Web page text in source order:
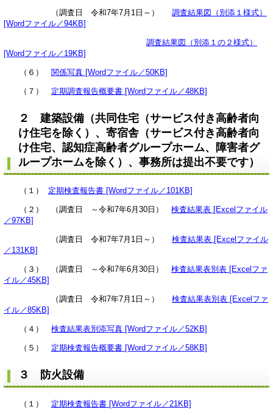
（調査日 令和7年7月1日～） 調査結果図（別添１様式）
[Wordファイル／94KB]
調査結果図（別添１の２様式）
[Wordファイル／19KB]
（６） 関係写真 [Wordファイル／50KB]
（７） 定期調査報告概要書 [Wordファイル／48KB]
２ 建築設備（共同住宅（サービス付き高齢者向
け住宅を除く）、寄宿舎（サービス付き高齢者向
け住宅、認知症高齢者グループホーム、障害者グ
ループホームを除く）、事務所は提出不要です）
（１） 定期検査報告書 [Wordファイル／101KB]
（２） （調査日 ～令和7年6月30日） 検査結果表 [Excelファイル
／97KB]
（調査日 令和7年7月1日～） 検査結果表 [Excelファイル
／131KB]
（３） （調査日 ～令和7年6月30日） 検査結果表別表 [Excelファ
イル／45KB]
（調査日 令和7年7月1日～） 検査結果表別表 [Excelファ
イル／85KB]
（４） 検査結果表別添写真 [Wordファイル／52KB]
（５） 定期検査報告概要書 [Wordファイル／58KB]
３ 防火設備
（１） 定期検査報告書 [Wordファイル／21KB]